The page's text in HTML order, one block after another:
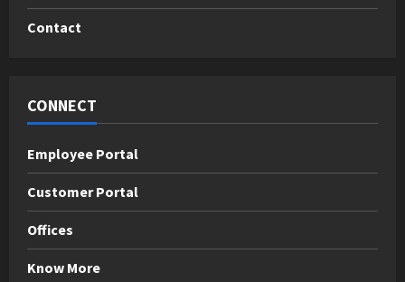
Contact
CONNECT
Employee Portal
Customer Portal
Offices
Know More